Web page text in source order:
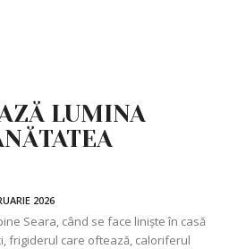
LUMINA
2026
Seara, când se face liniște în casă
frigiderul care oftează, caloriferul